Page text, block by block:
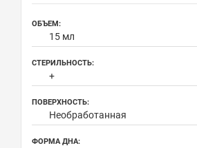
ОБЪЕМ:
15 мл
СТЕРИЛЬНОСТЬ:
+
ПОВЕРХНОСТЬ:
Необработанная
ФОРМА ДНА: